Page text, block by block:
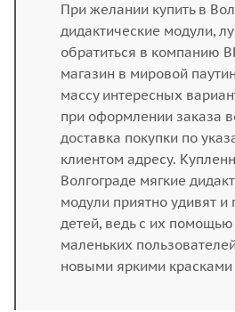
При желании купить в
дидактические модули,
обратиться в компанию
магазин в мировой
массу интересных
при оформлении заказа
доставка покупки по
клиентом адресу.
Волгограде мягкие
модули приятно удивят и
детей, ведь с их
маленьких
новыми яркими